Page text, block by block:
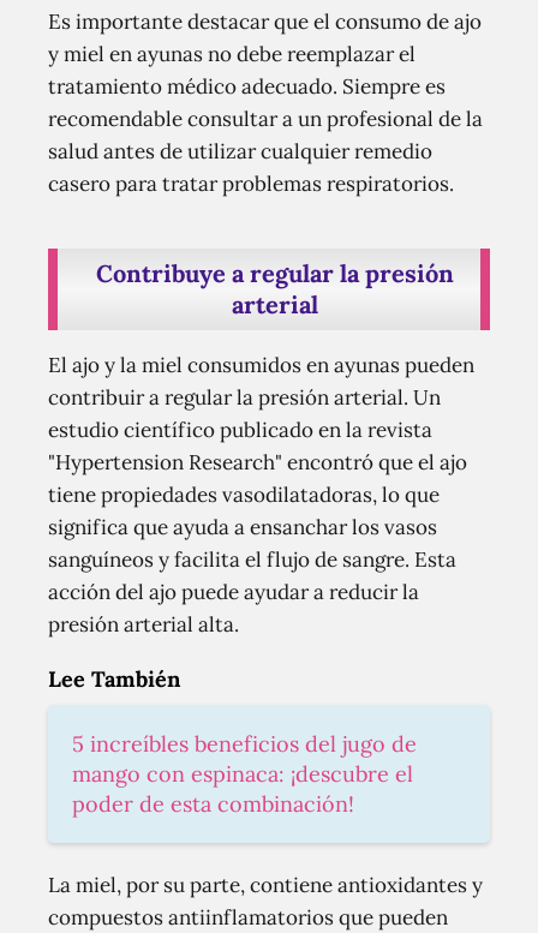
Es importante destacar que el consumo de ajo
y miel en ayunas no debe reemplazar el
tratamiento médico adecuado. Siempre es
recomendable consultar a un profesional de la
salud antes de utilizar cualquier remedio
casero para tratar problemas respiratorios.
Contribuye a regular la presión
arterial
El ajo y la miel consumidos en ayunas pueden
contribuir a regular la presión arterial. Un
estudio científico publicado en la revista
"Hypertension Research" encontró que el ajo
tiene propiedades vasodilatadoras, lo que
significa que ayuda a ensanchar los vasos
sanguíneos y facilita el flujo de sangre. Esta
acción del ajo puede ayudar a reducir la
presión arterial alta.
Lee También
5 increíbles beneficios del jugo de
mango con espinaca: ¡descubre el
poder de esta combinación!
La miel, por su parte, contiene antioxidantes y
compuestos antiinflamatorios que pueden